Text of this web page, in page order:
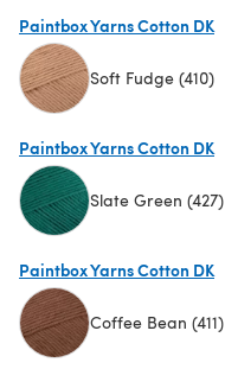
Paintbox Yarns Cotton DK
Soft Fudge (410)
Paintbox Yarns Cotton DK
Slate Green (427)
Paintbox Yarns Cotton DK
Coffee Bean (411)